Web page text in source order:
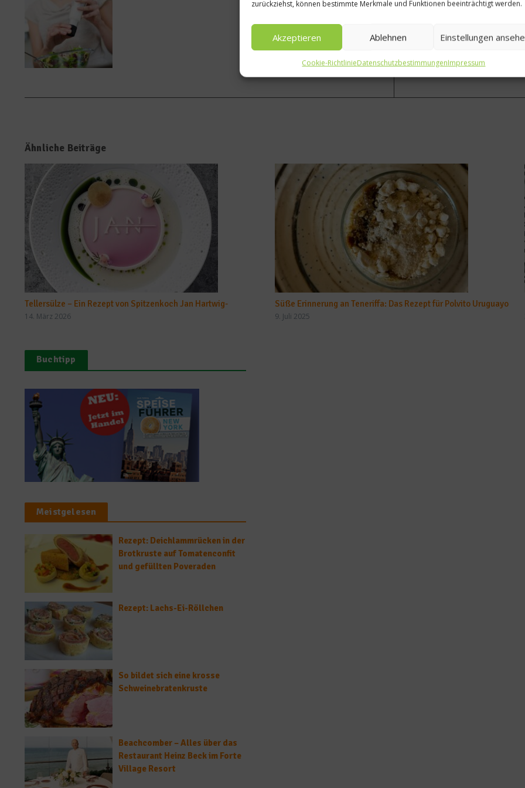
zurückziehst, können bestimmte Merkmale und Funktionen beeinträchtigt werden.
Akzeptieren Ablehnen Einstellungen
Cookie-RichtlinieDatenschutzbestimmungenImpressum
Ähnliche Beiträge
Tellersülze – Ein Rezept von Spitzenkoch Jan Hartwig-
14. März 2026
Süße Erinnerung an Teneriffa: Das Rezept für Polvito Uruguayo
9. Juli 2025
Buchtipp
Meistgelesen
Rezept: Deichlammrücken in der
Brotkruste auf Tomatenconfit
und gefüllten Poveraden
Rezept: Lachs-Ei-Röllchen
So bildet sich eine krosse
Schweinebratenkruste
Beachcomber – Alles über das
Restaurant Heinz Beck im Forte
Village Resort